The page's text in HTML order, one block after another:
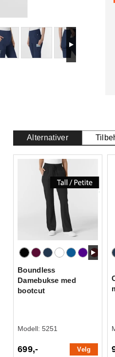
Alternativer
Boundless
Damebukse med
bootcut
Modell: 5251
699,- Velg